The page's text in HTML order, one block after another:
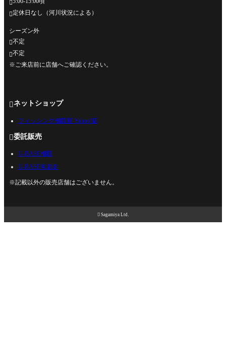

定休日なし（河川状況による）
シーズン外
不定
不定
※ご来店前に店舗へご確認ください。
ネットショップ
フィッシング相模屋 Yahoo!店
委託販売
U-BASE相模
U-BASE海老名
※記載以外の販売店舗はございません。
 Sagamiya Ltd.